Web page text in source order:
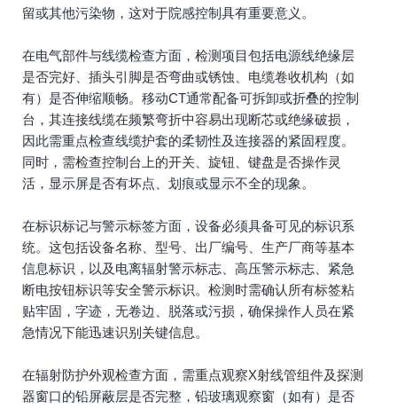
留或其他污染物，这对于院感控制具有重要意义。
在电气部件与线缆检查方面，检测项目包括电源线绝缘层
是否完好、插头引脚是否弯曲或锈蚀、电缆卷收机构（如
有）是否伸缩顺畅。移动CT通常配备可拆卸或折叠的控制
台，其连接线缆在频繁弯折中容易出现断芯或绝缘破损，
因此需重点检查线缆护套的柔韧性及连接器的紧固程度。
同时，需检查控制台上的开关、旋钮、键盘是否操作灵
活，显示屏是否有坏点、划痕或显示不全的现象。
在标识标记与警示标签方面，设备必须具备可见的标识系
统。这包括设备名称、型号、出厂编号、生产厂商等基本
信息标识，以及电离辐射警示标志、高压警示标志、紧急
断电按钮标识等安全警示标识。检测时需确认所有标签粘
贴牢固，字迹，无卷边、脱落或污损，确保操作人员在紧
急情况下能迅速识别关键信息。
在辐射防护外观检查方面，需重点观察X射线管组件及探测
器窗口的铅屏蔽层是否完整，铅玻璃观察窗（如有）是否